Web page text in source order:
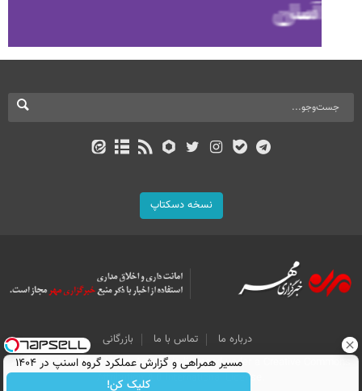
نسخه دسکتاپ
درباره ما تماس با ما
بازرگانی
All Content by Mehr News Agency is licensed under a Creative Commons
Attribution 4.0 International License.
مسیر همراهی و گزارش عملکرد گروه اسنپ در ۱۴۰۴
کلیک کن!